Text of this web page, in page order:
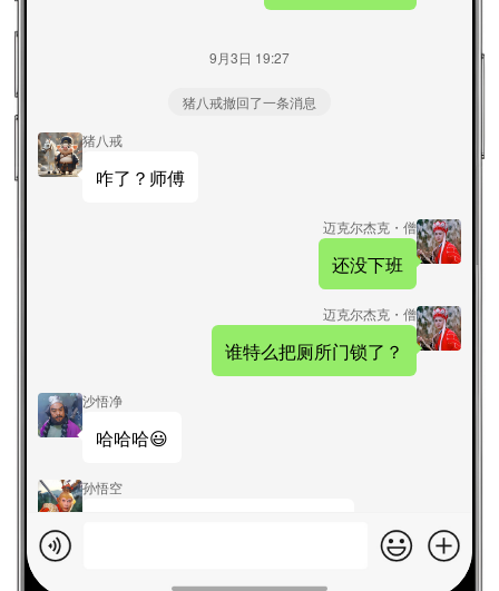
9月3日 19:27
猪八戒撤回了一条消息
猪八戒
咋了？师傅
迈克尔杰克・僧
还没下班
迈克尔杰克・僧
谁特么把厕所门锁了？
沙悟净
哈哈哈😃
孙悟空